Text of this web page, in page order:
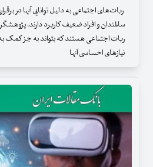
ربات‌های اجتماعی به دلیل توانایی‌ آنها در
سالمندان و افراد ضعیف کاربرد دارند،
ربات اجتماعی هستند که بتواند به جز کمک به
نیازهای احساسی آنها